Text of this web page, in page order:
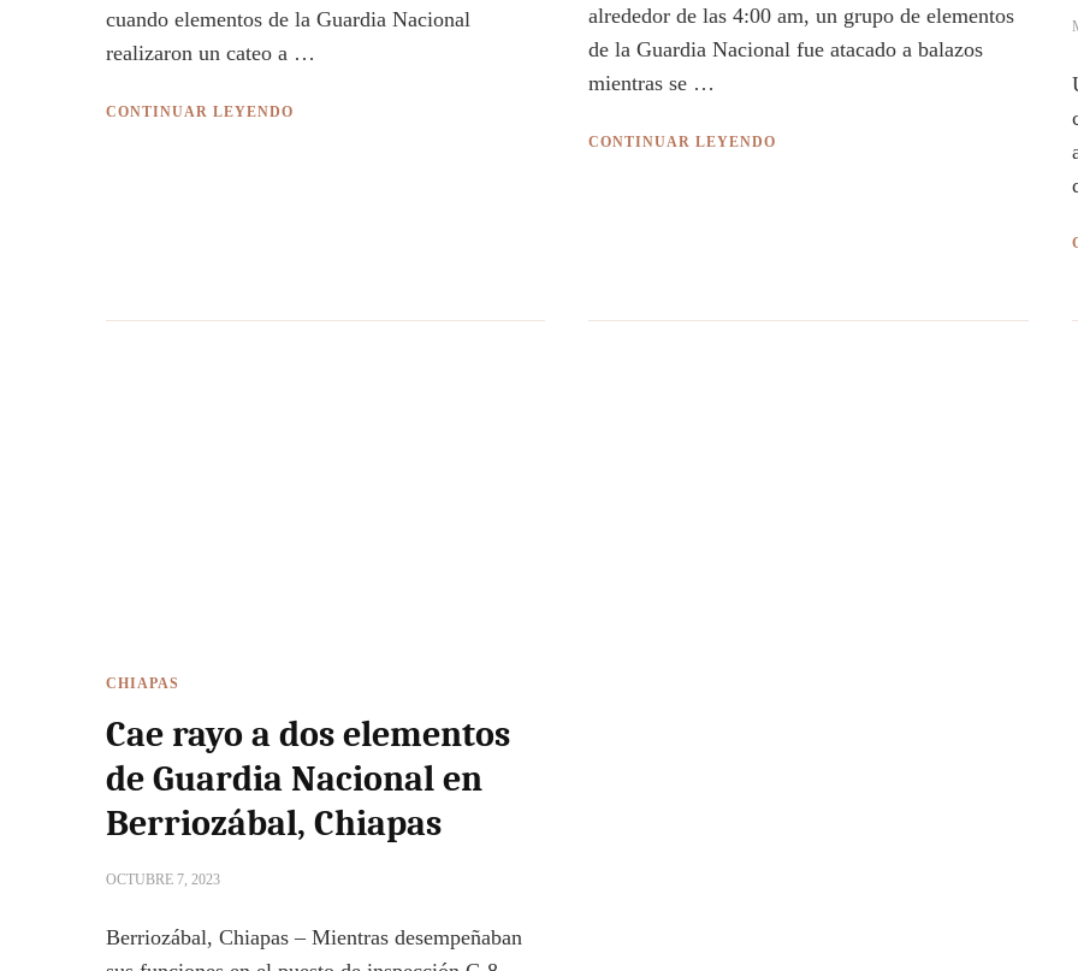
cuando elementos de la Guardia Nacional
realizaron un cateo a …
CONTINUAR LEYENDO
alrededor de las 4:00 am, un grupo de elementos
de la Guardia Nacional fue atacado a balazos
mientras se …
CONTINUAR LEYENDO
CHIAPAS
Cae rayo a dos elementos
de Guardia Nacional en
Berriozábal, Chiapas
OCTUBRE 7, 2023
Berriozábal, Chiapas – Mientras desempeñaban